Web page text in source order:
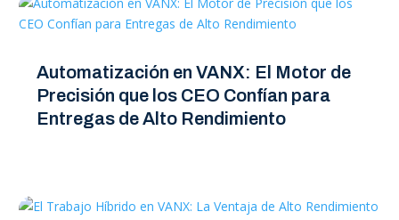
Automatización en VANX: El Motor de
Precisión que los CEO Confían para
Entregas de Alto Rendimiento